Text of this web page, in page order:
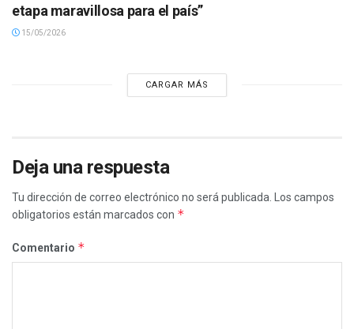
etapa maravillosa para el país”
15/05/2026
CARGAR MÁS
Deja una respuesta
Tu dirección de correo electrónico no será publicada.
Los campos
obligatorios están marcados con *
Comentario *